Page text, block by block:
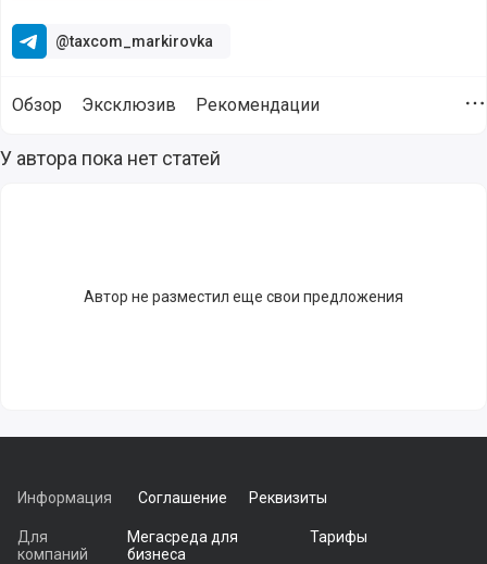
@taxcom_markirovka
Обзор Эксклюзив Рекомендации
Статьи от компании Такском | Маркировка,
У автора пока нет статей
Автор не разместил еще свои предложения
Информация Соглашение Реквизиты
Для
компаний
Мегасреда для
бизнеса
Тарифы